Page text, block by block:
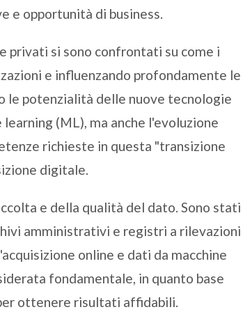
e opportunità di business.
privati si sono confrontati su come i
e influenzando profondamente le
le potenzialità delle nuove tecnologie
(ML), ma anche l'evoluzione
richieste in questa "transizione
digitale.
e della qualità del dato. Sono stati
amministrativi e registri a rilevazioni
online e dati da macchine
fondamentale, in quanto base
ottenere risultati affidabili.